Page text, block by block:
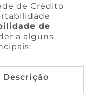
de Crédito
de
a alguns
Descrição